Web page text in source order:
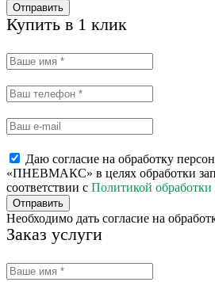
Отправить
Купить в 1 клик
Даю согласие на обработку
«ПНЕВМАКС» в целях обработки
соответствии с Политикой
Отправить
Необходимо дать согласие на
Заказ услуги